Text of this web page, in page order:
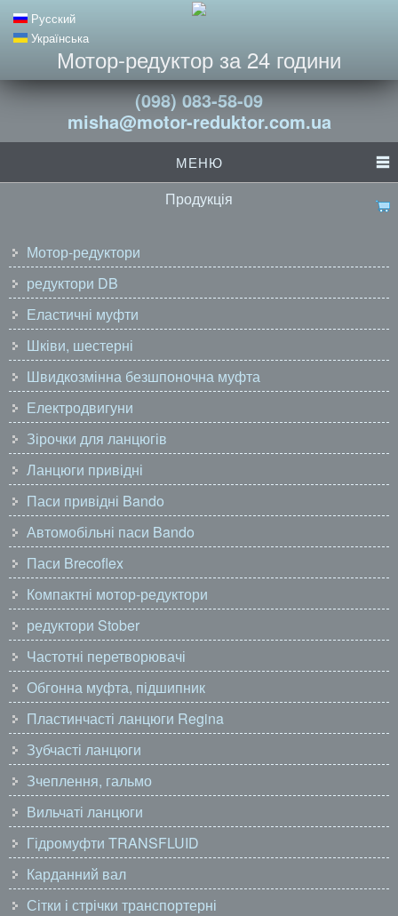
Русский
Українська
Мотор-редуктор за 24 години
(098) 083-58-09
misha@motor-reduktor.com.ua
МЕНЮ
Продукція
Мотор-редуктори
редуктори DB
Еластичні муфти
Шківи, шестерні
Швидкозмінна безшпоночна муфта
Електродвигуни
Зірочки для ланцюгів
Ланцюги привідні
Паси привідні Bando
Автомобільні паси Bando
Паси Brecoflex
Компактні мотор-редуктори
редуктори Stober
Частотні перетворювачі
Обгонна муфта, підшипник
Пластинчасті ланцюги Regina
Зубчасті ланцюги
Зчеплення, гальмо
Вильчаті ланцюги
Гідромуфти TRANSFLUID
Карданний вал
Сітки і стрічки транспортерні